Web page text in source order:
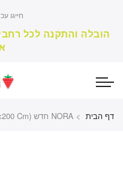
חייגו
הובלה והתקנה לכל
דף הבית > NORA חדש (100x200 Cm) מיטה >